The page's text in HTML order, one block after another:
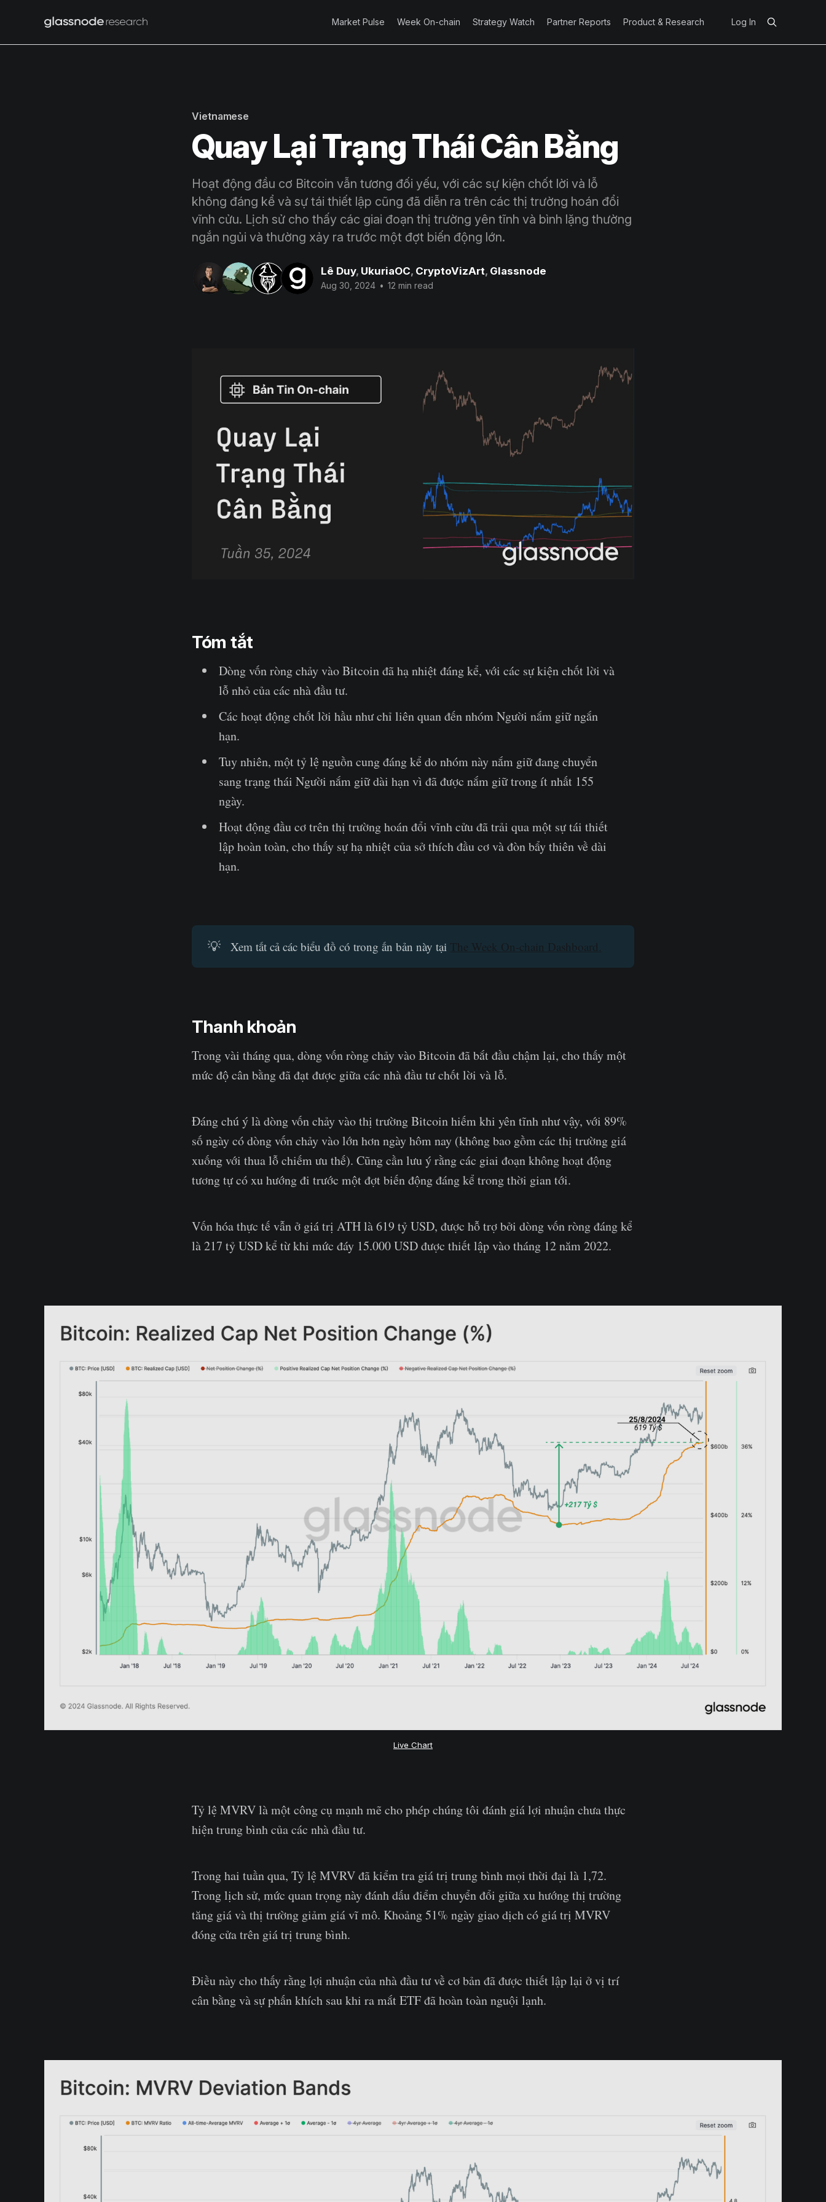
Market Pulse Week On-chain Strategy Watch Partner Reports Product & Research Log In
Vietnamese
Quay Lại Trạng Thái Cân Bằng
Hoạt động đầu cơ Bitcoin vẫn tương đối yếu, với các sự kiện chốt lời và lỗ
không đáng kể và sự tái thiết lập cũng đã diễn ra trên các thị trường hoán đổi
vĩnh cửu. Lịch sử cho thấy các giai đoạn thị trường yên tĩnh và bình lặng thường
ngắn ngủi và thường xảy ra trước một đợt biến động lớn.
Lê Duy, UkuriaOC, CryptoVizArt, Glassnode
Aug 30, 2024 • 12 min read
Tóm tắt
Dòng vốn ròng chảy vào Bitcoin đã hạ nhiệt đáng kể, với các sự kiện chốt lời và
lỗ nhỏ của các nhà đầu tư.
Các hoạt động chốt lời hầu như chỉ liên quan đến nhóm Người nắm giữ ngắn
hạn.
Tuy nhiên, một tỷ lệ nguồn cung đáng kể do nhóm này nắm giữ đang chuyển
sang trạng thái Người nắm giữ dài hạn vì đã được nắm giữ trong ít nhất 155
ngày.
Hoạt động đầu cơ trên thị trường hoán đổi vĩnh cửu đã trải qua một sự tái thiết
lập hoàn toàn, cho thấy sự hạ nhiệt của sở thích đầu cơ và đòn bẩy thiên về dài
hạn.
💡 Xem tất cả các biểu đồ có trong ấn bản này tại The Week On-chain Dashboard.
Thanh khoản
Trong vài tháng qua, dòng vốn ròng chảy vào Bitcoin đã bắt đầu chậm lại, cho thấy một
mức độ cân bằng đã đạt được giữa các nhà đầu tư chốt lời và lỗ.
Đáng chú ý là dòng vốn chảy vào thị trường Bitcoin hiếm khi yên tĩnh như vậy, với 89%
số ngày có dòng vốn chảy vào lớn hơn ngày hôm nay (không bao gồm các thị trường giá
xuống với thua lỗ chiếm ưu thế). Cũng cần lưu ý rằng các giai đoạn không hoạt động
tương tự có xu hướng đi trước một đợt biến động đáng kể trong thời gian tới.
Vốn hóa thực tế vẫn ở giá trị ATH là 619 tỷ USD, được hỗ trợ bởi dòng vốn ròng đáng kể
là 217 tỷ USD kể từ khi mức đáy 15.000 USD được thiết lập vào tháng 12 năm 2022.
Live Chart
Tỷ lệ MVRV là một công cụ mạnh mẽ cho phép chúng tôi đánh giá lợi nhuận chưa thực
hiện trung bình của các nhà đầu tư.
Trong hai tuần qua, Tỷ lệ MVRV đã kiểm tra giá trị trung bình mọi thời đại là 1,72.
Trong lịch sử, mức quan trọng này đánh dấu điểm chuyển đổi giữa xu hướng thị trường
tăng giá và thị trường giảm giá vĩ mô. Khoảng 51% ngày giao dịch có giá trị MVRV
đóng cửa trên giá trị trung bình.
Điều này cho thấy rằng lợi nhuận của nhà đầu tư về cơ bản đã được thiết lập lại ở vị trí
cân bằng và sự phấn khích sau khi ra mắt ETF đã hoàn toàn nguội lạnh.